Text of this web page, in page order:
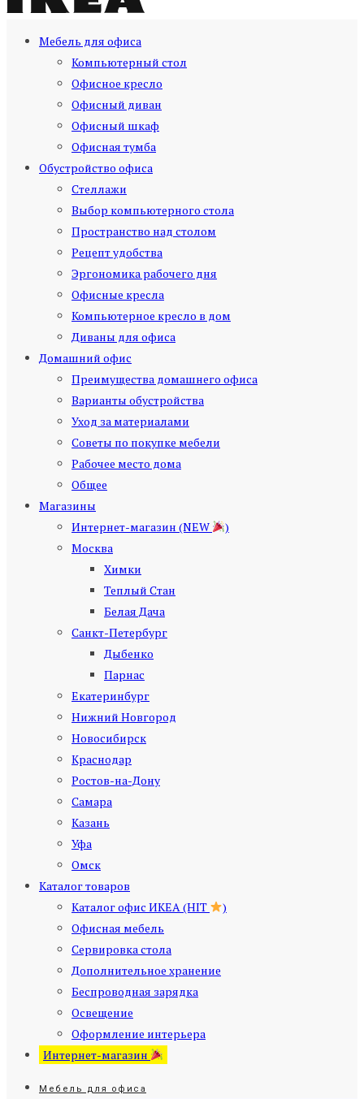
Мебель для офиса
Компьютерный стол
Офисное кресло
Офисный диван
Офисный шкаф
Офисная тумба
Обустройство офиса
Стеллажи
Выбор компьютерного стола
Пространство над столом
Рецепт удобства
Эргономика рабочего дня
Офисные кресла
Компьютерное кресло в дом
Диваны для офиса
Домашний офис
Преимущества домашнего офиса
Варианты обустройства
Уход за материалами
Советы по покупке мебели
Рабочее место дома
Общее
Магазины
Интернет-магазин (NEW
)
Москва
Химки
Теплый Стан
Белая Дача
Санкт-Петербург
Дыбенко
Парнас
Екатеринбург
Нижний Новгород
Новосибирск
Краснодар
Ростов-на-Дону
Самара
Казань
Уфа
Омск
Каталог товаров
Каталог офис ИКЕА (HIT
)
Офисная мебель
Сервировка стола
Дополнительное хранение
Беспроводная зарядка
Освещение
Оформление интерьера
Интернет-магазин
Мебель для офиса